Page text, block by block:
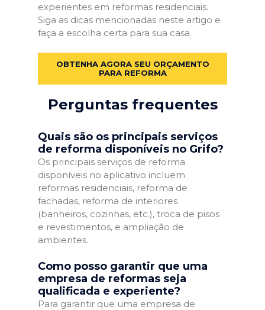
experientes em reformas residenciais.
Siga as dicas mencionadas neste artigo e
faça a escolha certa para sua casa.
OBTENHA AGORA SEU ORÇAMENTO
PARA REFORMA
Perguntas frequentes
Quais são os principais serviços
de reforma disponíveis no Grifo?
Os principais serviços de reforma
disponíveis no aplicativo incluem
reformas residenciais, reforma de
fachadas, reforma de interiores
(banheiros, cozinhas, etc.), troca de pisos
e revestimentos, e ampliação de
ambientes.
Como posso garantir que uma
empresa de reformas seja
qualificada e experiente?
Para garantir que uma empresa de